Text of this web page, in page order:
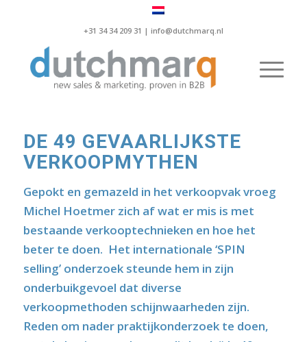
+31 34 34 209 31 | info@dutchmarq.nl
DE 49 GEVAARLIJKSTE
VERKOOPMYTHEN
Gepokt en gemazeld in het verkoopvak vroeg
Michel Hoetmer zich af wat er mis is met
bestaande verkooptechnieken en hoe het
beter te doen. Het internationale ‘SPIN
selling’ onderzoek steunde hem in zijn
onderbuikgevoel dat diverse
verkoopmethoden schijnwaarheden zijn.
Reden om nader praktijkonderzoek te doen,